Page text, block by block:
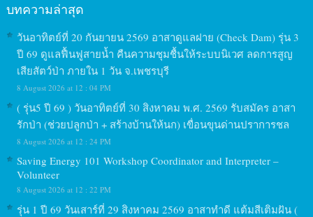
บทความล่าสุด
วันอาทิตย์ที่ 20 กันยายน 2569 อาสาดูแลฝาย (Check Dam) รุ่น 3
ปี 69 ดูแลฟื้นฟูสายน้ำ คืนความชุมชื้นให้ระบบนิเวศ ลดการสูญ
เสียสัตว์ป่า ภายใน 1 วัน จ.เพชรบุรี
8 August 2026 at 12 : 04 PM
( รุ่น5 ปี 69 ) วันอาทิตย์ที่ 30 สิงหาคม พ.ศ. 2569 รับสมัคร อาสา
รักป่า (ช่วยปลูกป่า + สร้างบ้านให้นก) เขื่อนขุนด่านปราการชล
8 August 2026 at 12 : 24 PM
Saving Energy 101 Workshop Coordinator and Interpreter –
Volunteer
8 August 2026 at 12 : 22 PM
รุ่น 1 ปี 69 วันเสาร์ที่ 29 สิงหาคม 2569 อาสาทำดี แต้มสีเติมฝัน (